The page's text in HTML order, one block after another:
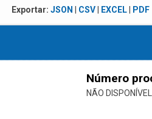
Exportar: JSON CSV| EXCEL| PDF
Número
NÃO DISPONÍVEL